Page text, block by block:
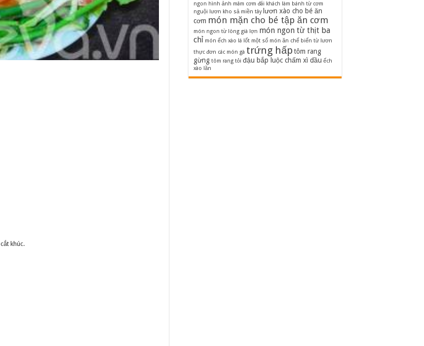
khúc.
ngon hình ảnh mâm cơm đãi khách làm bánh từ cơm
nguội lươn kho sả miền tây lươn xào cho bé ăn
cơm món mặn cho bé tập ăn cơm
món ngon từ lòng già lợn món ngon từ thịt ba
chỉ món ếch xào lá lốt một số món ăn chế biến từ lươn
thực đơn các món gà trứng hấp tôm rang
gừng tôm rang tỏi đậu bắp luộc chấm xì dầu ếch
xào lăn